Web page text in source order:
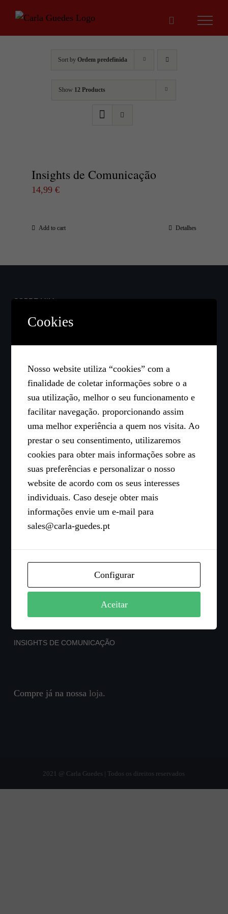
content
Sort by Ordem predefinida
Show 12 Products
Insights de Comunicação
14,99 €
Add to cart Detalhes
SOBRE MIM
Carla Guedes é especialista em comunicação
Formação sobre Liderança na Católica Lisbon | UCP.
ARTIGOS RECENTES
Insights de Comunicação: O novo livro de Carla
Guedes
Uma boa comunicação é a diferença entre existir
ou não
Carla Guedes: para que serve a Reputação?
Insights de Comunicação
A Carla partilha os “Insights de Comunicação”
INSIGHTS DE COMUNICAÇÃO
Compre já na nossa loja.
2021 @ Carla Guedes | Todos os direitos reservados
Cookies
Nosso website utiliza “cookies” com a
finalidade de coletar informações sobre o a
sua utilização, melhor o seu funcionamento e
facilitar navegação. proporcionando assim
uma melhor experiência a quem nos visita. Ao
prestar o seu consentimento, utilizaremos
cookies para obter mais informações sobre as
suas preferências e personalizar o nosso
website de acordo com os seus interesses
individuais. Caso deseje obter mais
informações envie um e-mail para
sales@carla-guedes.pt
Configurar
Aceitar